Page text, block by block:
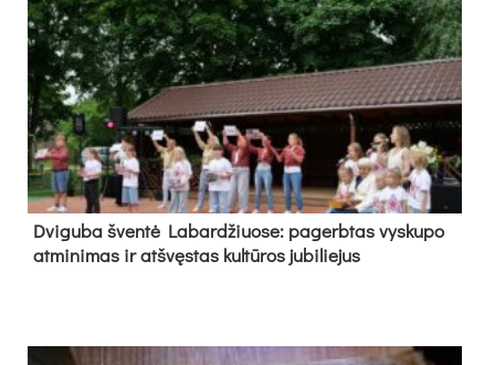
Dvi­gu­ba šven­tė La­bar­džiuo­se: pa­gerb­tas vys­ku­po
at­mi­ni­mas ir at­švęs­tas kul­tū­ros ju­bi­lie­jus